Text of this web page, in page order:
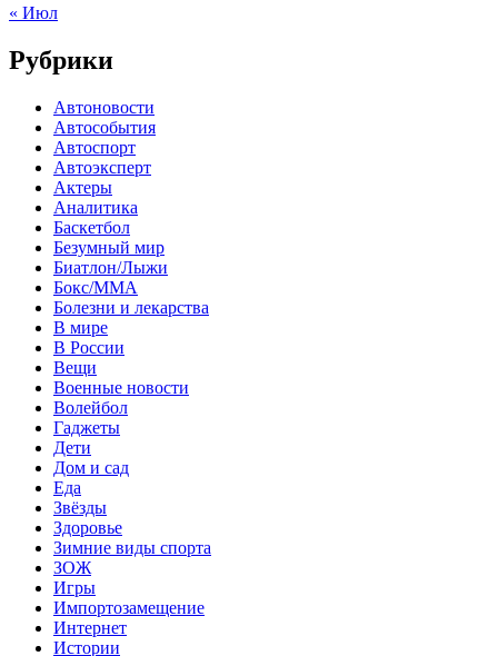
« Июл
Рубрики
Автоновости
Автособытия
Автоспорт
Автоэксперт
Актеры
Аналитика
Баскетбол
Безумный мир
Биатлон/Лыжи
Бокс/MMA
Болезни и лекарства
В мире
В России
Вещи
Военные новости
Волейбол
Гаджеты
Дети
Дом и сад
Еда
Звёзды
Здоровье
Зимние виды спорта
ЗОЖ
Игры
Импортозамещение
Интернет
Истории